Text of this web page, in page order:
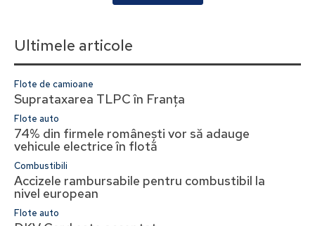
Ultimele articole
Flote de camioane
Suprataxarea TLPC în Franța
Flote auto
74% din firmele românești vor să adauge
vehicule electrice în flotă
Combustibili
Accizele rambursabile pentru combustibil la
nivel european
Flote auto